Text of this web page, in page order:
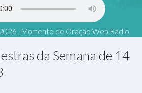
, Momento de Oração Web Rádio
da Semana de 14